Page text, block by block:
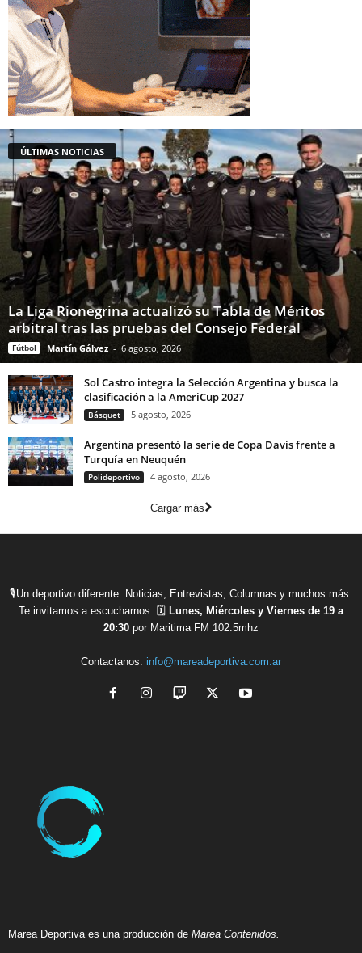
ÚLTIMAS NOTICIAS
La Liga Rionegrina actualizó su Tabla de Méritos
arbitral tras las pruebas del Consejo Federal
Fútbol Martín Gálvez - 6 agosto, 2026
Sol Castro integra la Selección Argentina y busca la
clasificación a la AmeriCup 2027
Básquet 5 agosto, 2026
Argentina presentó la serie de Copa Davis frente a
Turquía en Neuquén
Polideportivo 4 agosto, 2026
Cargar más
🎙Un deportivo diferente. Noticias, Entrevistas, Columnas y muchos más.
Te invitamos a escucharnos: 🗓 Lunes, Miércoles y Viernes de 19 a
20:30 por Maritima FM 102.5mhz
Contactanos: info@mareadeportiva.com.ar
Marea Deportiva es una producción de Marea Contenidos.